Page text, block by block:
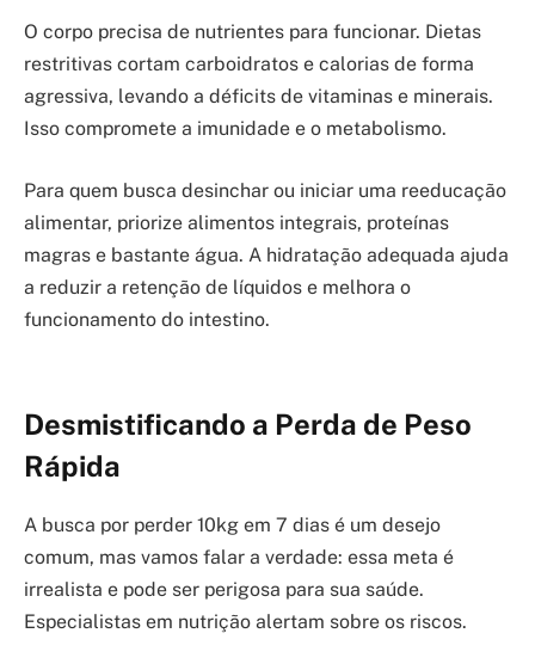
O corpo precisa de nutrientes para funcionar. Dietas
restritivas cortam carboidratos e calorias de forma
agressiva, levando a déficits de vitaminas e minerais.
Isso compromete a imunidade e o metabolismo.
Para quem busca desinchar ou iniciar uma reeducação
alimentar, priorize alimentos integrais, proteínas
magras e bastante água. A hidratação adequada ajuda
a reduzir a retenção de líquidos e melhora o
funcionamento do intestino.
Desmistificando a Perda de Peso
Rápida
A busca por perder 10kg em 7 dias é um desejo
comum, mas vamos falar a verdade: essa meta é
irrealista e pode ser perigosa para sua saúde.
Especialistas em nutrição alertam sobre os riscos.